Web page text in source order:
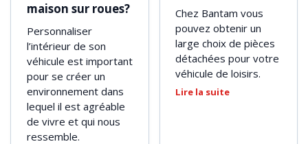
maison sur roues?
Personnaliser
l’intérieur de son
véhicule est important
pour se créer un
environnement dans
lequel il est agréable
de vivre et qui nous
ressemble.
Chez Bantam vous
pouvez obtenir un
large choix de pièces
détachées pour votre
véhicule de loisirs.
Lire la suite